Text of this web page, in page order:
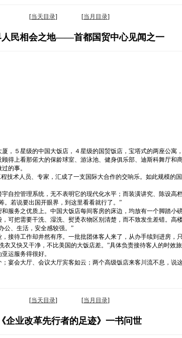
[当天目录] [当月目录]
人民相会之地——首都国贸中心见闻之一
，５星级的中国大饭店，４星级的国贸饭店，宝塔式的两座公
上看那偌大的保龄球室、游泳池、健身俱乐部、迪斯科舞厅和
的事。
技术人员、专家，汇成了一支国际大合作的交响乐。如此规模
自控管理系统，无不表明它的现代化水平；而装潢讲究、陈设
。若说要出国开眼界，到这里看看就行了。”
服务之优质上。中国大饭店每间客房的床边，均放有一个脚踏
可把需要干洗、湿洗、熨烫衣物区别清楚，而不致发生差错。
公、生活，安全感较强。”
接待工作却井然有序。一批批团体客人来了，从办手续到进房
又快又干净，不比美国的大饭店差。”具体负责接待客人的时
运服务得很好。
宴会大厅、会议大厅宾客如云；两个高级饭店来客川流不息，
[当天目录] [当月目录]
《企业改革先行者的足迹》一书问世